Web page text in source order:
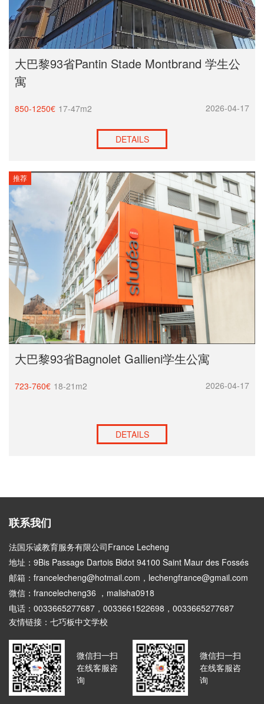
大巴黎93省Pantin Stade Montbrand 学生公
寓
850-1250€ 17-47m2 2026-04-17
DETAILS
推荐
大巴黎93省Bagnolet Gallieni学生公寓
723-760€ 18-21m2 2026-04-17
DETAILS
联系我们
法国乐诚教育服务有限公司France Lecheng
地址：9Bis Passage Dartois Bidot 94100 Saint Maur des Fossés
邮箱：francelecheng@hotmail.com，lechengfrance@gmail.com
微信：francelecheng36 ，malisha0918
电话：0033665277687，0033661522698，0033665277687
友情链接： 七巧板中文学校
微信扫一扫
在线客服咨
询
微信扫一扫
在线客服咨
询